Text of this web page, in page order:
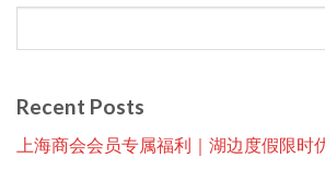
Recent Posts
上海商会会员专属福利｜湖边度假限时